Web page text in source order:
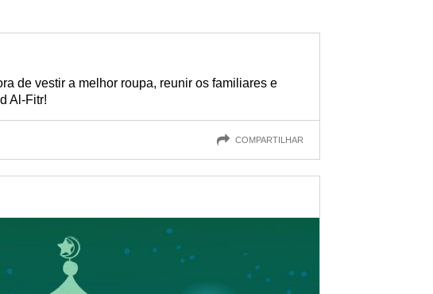
de vestir a melhor roupa, reunir os familiares e
Al-Fitr!
COMPARTILHAR